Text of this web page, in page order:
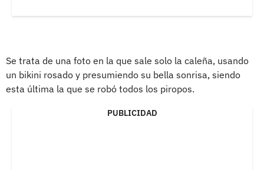
Se trata de una foto en la que sale solo la caleña, usando
un bikini rosado y presumiendo su bella sonrisa, siendo
esta última la que se robó todos los piropos.
PUBLICIDAD